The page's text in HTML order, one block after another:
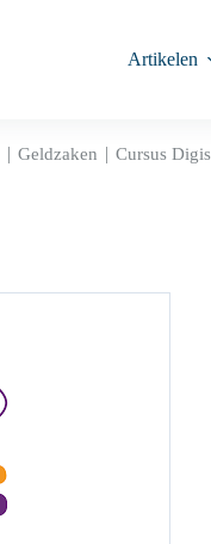
Artikelen
| Geldzaken | Cursus